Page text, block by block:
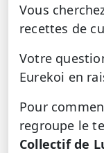
Vous
recettes de
Votre
Eurekoi en
Pour
regroupe le
Collectif de